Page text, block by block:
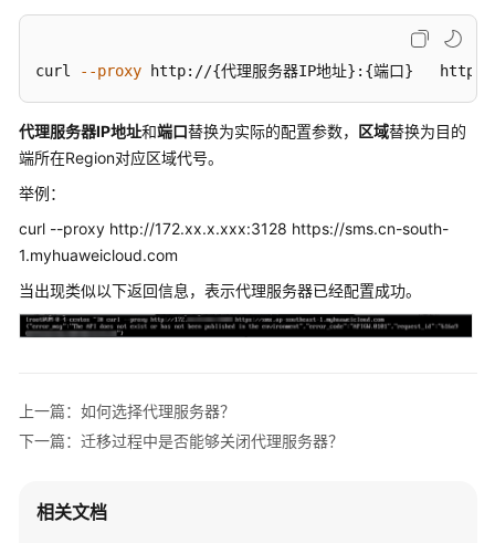
产
快
速
入
门
用
户
南
佳
实
践
SMS
curl --proxy http://{代理服务器IP地址}:{端口}
代理服务器IP地址和端口替换为实际的配置参数， 区域替换为目的
端所在Region对应区域代号。
举例：
curl --proxy http://172.xx.x.xxx:3128 https://sms.cn-south-
1.myhuaweicloud.com
当出现类似以下返回信息，表示代理服务器已经配置成功。
上一篇：如何选择代理服务器？
下一篇：迁移过程中是否能够关闭代理服务器？
相关文档